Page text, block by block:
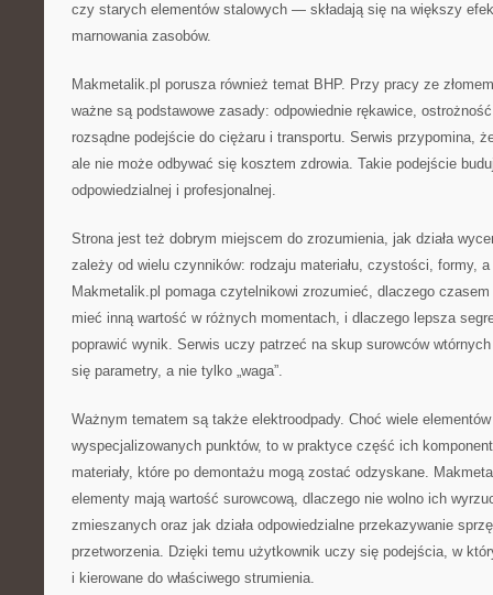
czy starych elementów stalowych — składają się na większy
marnowania zasobów.
Makmetalik.pl porusza również temat BHP. Przy pracy ze
ważne są podstawowe zasady: odpowiednie rękawice,
rozsądne podejście do ciężaru i transportu. Serwis przypomina,
ale nie może odbywać się kosztem zdrowia. Takie podejście
odpowiedzialnej i profesjonalnej.
Strona jest też dobrym miejscem do zrozumienia, jak działa
zależy od wielu czynników: rodzaju materiału, czystości, formy,
Makmetalik.pl pomaga czytelnikowi zrozumieć, dlaczego
mieć inną wartość w różnych momentach, i dlaczego lepsza
poprawić wynik. Serwis uczy patrzeć na skup surowców
się parametry, a nie tylko „waga”.
Ważnym tematem są także elektroodpady. Choć wiele
wyspecjalizowanych punktów, to w praktyce część ich
materiały, które po demontażu mogą zostać odzyskane.
elementy mają wartość surowcową, dlaczego nie wolno ich
zmieszanych oraz jak działa odpowiedzialne przekazywanie
przetworzenia. Dzięki temu użytkownik uczy się podejścia, w
i kierowane do właściwego strumienia.